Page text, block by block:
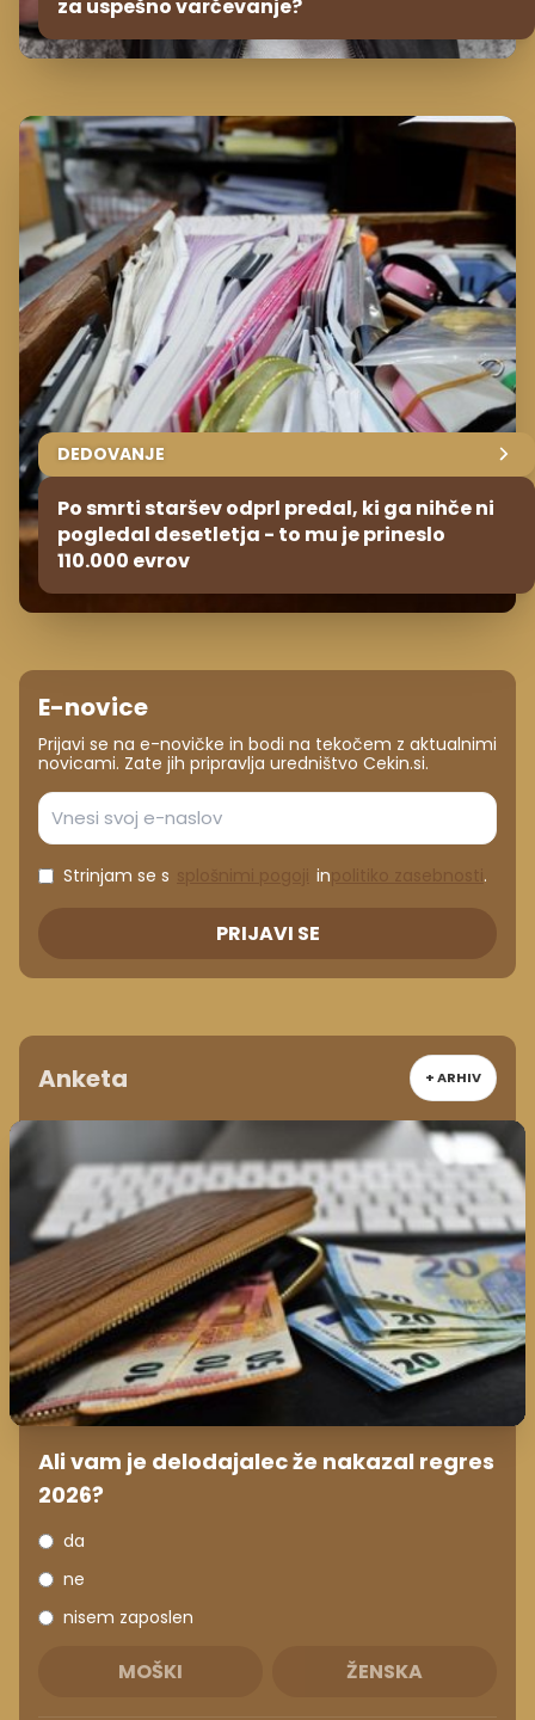
za uspešno varčevanje?
DEDOVANJE
Po smrti staršev odprl predal, ki ga nihče ni
pogledal desetletja - to mu je prineslo
110.000 evrov
E-novice
Prijavi se na e-novičke in bodi na tekočem z aktualnimi
novicami. Zate jih pripravlja uredništvo Cekin.si.
Strinjam se s in .
PRIJAVI SE
Anketa + ARHIV
Ali vam je delodajalec že nakazal regres
2026?
da
ne
nisem zaposlen
MOŠKI ŽENSKA